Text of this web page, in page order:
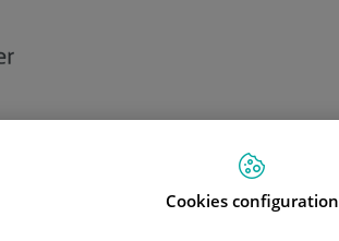
Instalaciones y
Cookies configuration